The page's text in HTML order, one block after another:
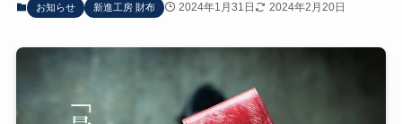
お知らせ 新進工房 財布 2024年1月31日 2024年2月20日